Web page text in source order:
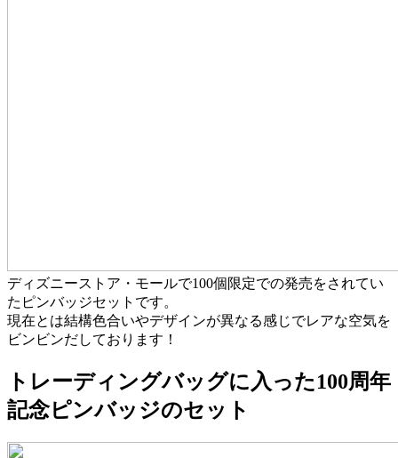
ディズニーストア・モールで100個限定での発売をされてい
たピンバッジセットです。
現在とは結構色合いやデザインが異なる感じでレアな空気を
ビンビンだしております！
トレーディングバッグに入った100周年
記念ピンバッジのセット